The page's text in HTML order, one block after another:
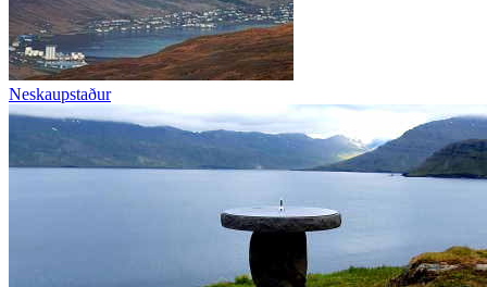
Neskaupstaður